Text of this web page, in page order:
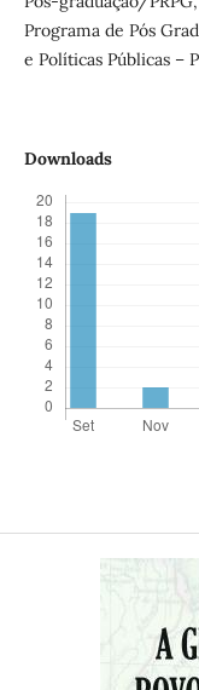
Programa de Pós
e Políticas Públicas –
Downloads